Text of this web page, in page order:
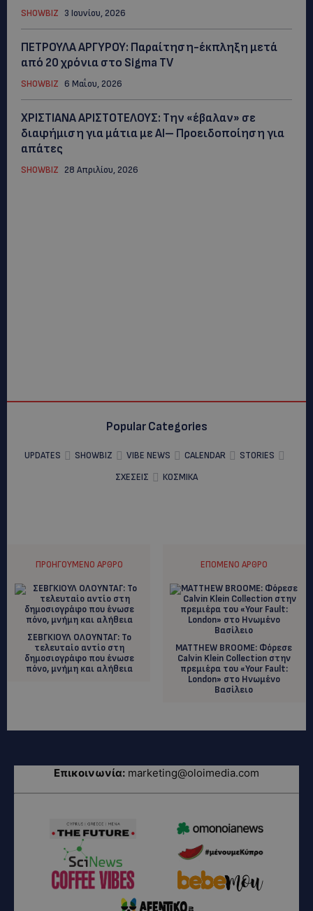
SHOWBIZ 3 Ιουνίου, 2026
ΠΕΤΡΟΥΛΑ ΑΡΓΥΡΟΥ: Παραίτηση-έκπληξη μετά
από 20 χρόνια στο Sigma TV
SHOWBIZ 6 Μαΐου, 2026
ΧΡΙΣΤΙΑΝΑ ΑΡΙΣΤΟΤΕΛΟΥΣ: Την «έβαλαν» σε
διαφήμιση για μάτια με AI– Προειδοποίηση για
απάτες
SHOWBIZ 28 Απριλίου, 2026
Popular Categories
UPDATES SHOWBIZ VIBE NEWS CALENDAR
STORIES
ΣΧΕΣΕΙΣ
ΚΟΣΜΙΚΑ
ΠΡΟΗΓΟΎΜΕΝΟ ΆΡΘΡΟ
ΣΕΒΓΚΙΟΥΛ ΟΛΟΥΝΤΑΓ: Το
τελευταίο αντίο στη
δημοσιογράφο που ένωσε
πόνο, μνήμη και αλήθεια
ΕΠΌΜΕΝΟ ΆΡΘΡΟ
MATTHEW BROOME: Φόρεσε
Calvin Klein Collection στην
πρεμιέρα του «Your Fault:
London» στο Ηνωμένο
Βασίλειο
Επικοινωνία: marketing@oloimedia.com